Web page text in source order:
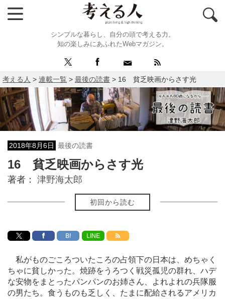
シンプルな暮らし、自分の頭で考える力。
知の楽しみにあふれたWebマガジン。
考える人 > 連載一覧 > 最後の読書 > 16 貧乏映画からさす光
2018年8月6日 最後の読書
16 貧乏映画からさす光
著者： 津野海太郎
初回から読む
B! LINE
私がものごころついたころの占領下の日本は、めちゃく
ちゃに貧しかった。焼跡をうろつく戦災孤児の群れ、ハデ
な安物をまとったパンパンのお姉さん、よれよれの兵隊服
の男たち。食うものも乏しく、たまに配給されるアメリカ